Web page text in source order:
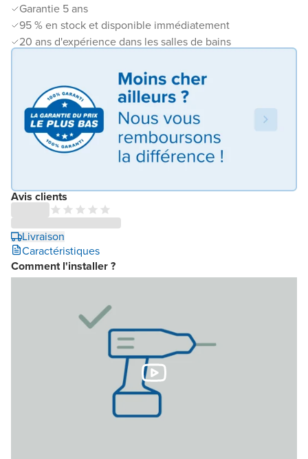
Garantie 5 ans
95 % en stock et disponible immédiatement
20 ans d'expérience dans les salles de bains
Avis clients
Livraison
Caractéristiques
Comment l'installer ?